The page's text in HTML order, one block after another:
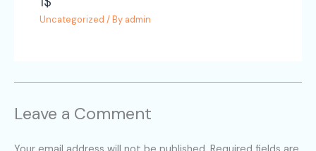
Uncategorized / By admin
Leave a Comment